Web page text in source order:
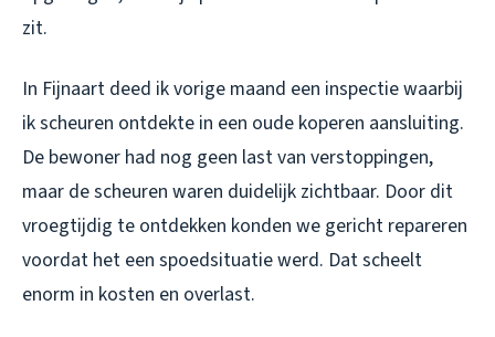
zit.
In Fijnaart deed ik vorige maand een inspectie waarbij
ik scheuren ontdekte in een oude koperen aansluiting.
De bewoner had nog geen last van verstoppingen,
maar de scheuren waren duidelijk zichtbaar. Door dit
vroegtijdig te ontdekken konden we gericht repareren
voordat het een spoedsituatie werd. Dat scheelt
enorm in kosten en overlast.